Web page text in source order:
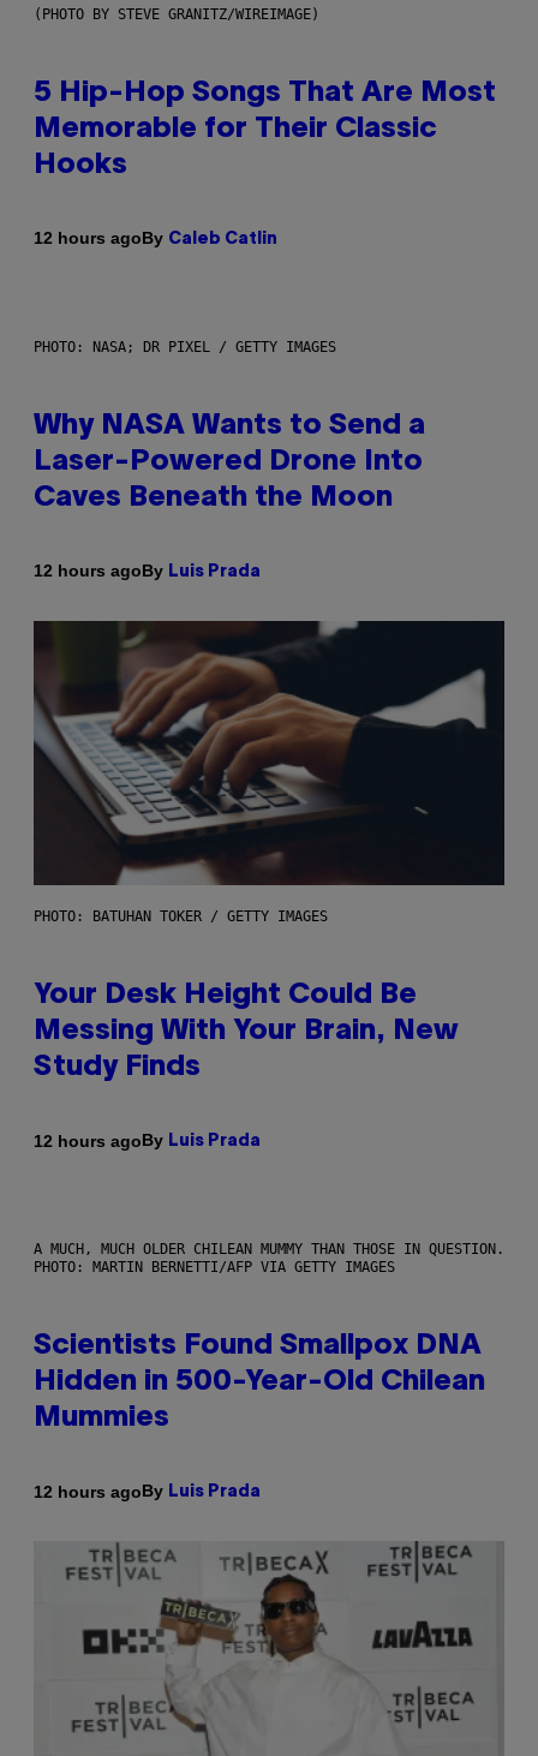
(PHOTO BY STEVE GRANITZ/WIREIMAGE)
5 Hip-Hop Songs That Are Most
Memorable for Their Classic
Hooks
12 hours agoBy Caleb Catlin
PHOTO: NASA; DR PIXEL / GETTY IMAGES
Why NASA Wants to Send a
Laser-Powered Drone Into
Caves Beneath the Moon
12 hours agoBy Luis Prada
PHOTO: BATUHAN TOKER / GETTY IMAGES
Your Desk Height Could Be
Messing With Your Brain, New
Study Finds
12 hours agoBy Luis Prada
A MUCH, MUCH OLDER CHILEAN MUMMY THAN THOSE IN QUESTION.
PHOTO: MARTIN BERNETTI/AFP VIA GETTY IMAGES
Scientists Found Smallpox DNA
Hidden in 500-Year-Old Chilean
Mummies
12 hours agoBy Luis Prada